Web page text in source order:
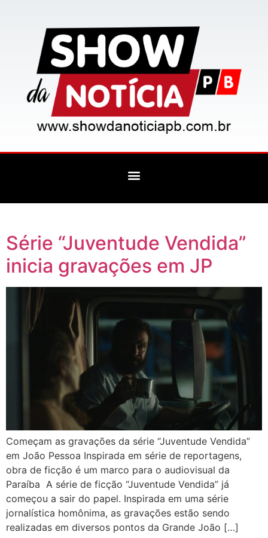
Série “Juventude Vendida”
inicia gravações em JP
Começam as gravações da série “Juventude Vendida”
em João Pessoa Inspirada em série de reportagens,
obra de ficção é um marco para o audiovisual da
Paraíba A série de ficção “Juventude Vendida” já
começou a sair do papel. Inspirada em uma série
jornalística homônima, as gravações estão sendo
realizadas em diversos pontos da Grande João […]